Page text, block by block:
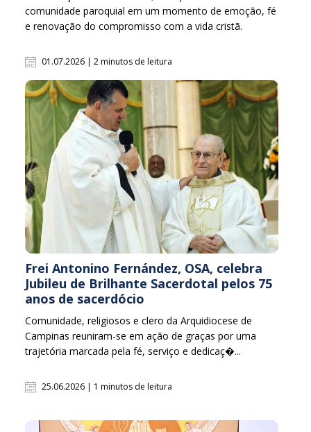
comunidade paroquial em um momento de emoção, fé
e renovação do compromisso com a vida cristã.
01.07.2026 | 2 minutos de leitura
Frei Antonino Fernández, OSA, celebra
Jubileu de Brilhante Sacerdotal pelos 75
anos de sacerdócio
Comunidade, religiosos e clero da Arquidiocese de
Campinas reuniram-se em ação de graças por uma
trajetória marcada pela fé, serviço e dedicaç�...
25.06.2026 | 1 minutos de leitura